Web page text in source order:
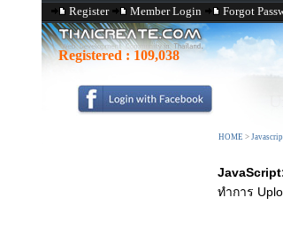
Register Member Login Forgot
Registered : 109,038
HOME >
ทำการ